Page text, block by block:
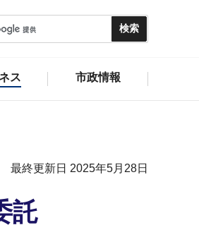
ス 市政情報
最終更新日 2025年5月28日
託